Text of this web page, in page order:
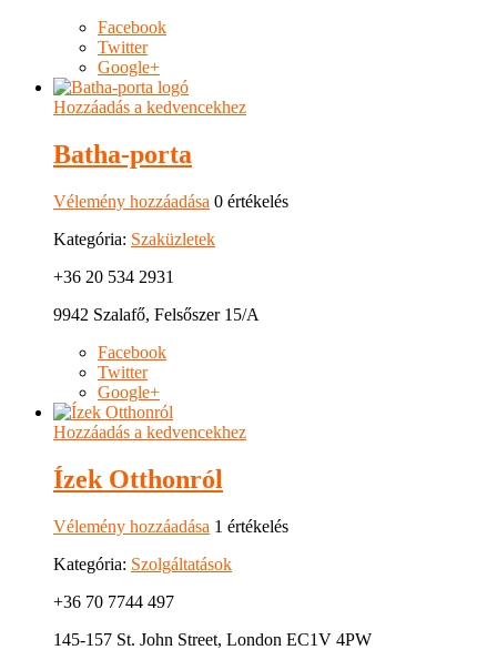
Facebook
Twitter
Google+
Hozzáadás a kedvencekhez
Batha-porta
Vélemény hozzáadása 0 értékelés
Kategória: Szaküzletek
+36 20 534 2931
9942 Szalafő, Felsőszer 15/A
Facebook
Twitter
Google+
Hozzáadás a kedvencekhez
Ízek Otthonról
Vélemény hozzáadása 1 értékelés
Kategória: Szolgáltatások
+36 70 7744 497
145-157 St. John Street, London EC1V 4PW